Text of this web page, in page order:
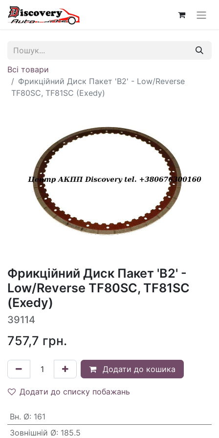
Всі товари
Фрикційний Диск Пакет 'B2' - Low/Reverse
TF80SC, TF81SC (Exedy)
Фрикційний Диск Пакет 'B2' -
Low/Reverse TF80SC, TF81SC
(Exedy)
39114
757,7 грн.
Додати до кошика
Додати до списку побажань
Вн. Ø: 161
Зовнішній Ø: 185.5